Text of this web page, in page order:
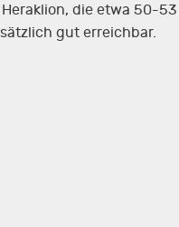
die etwa 50-
gut erreichbar.